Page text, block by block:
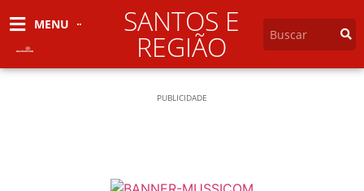
MENU SANTOS E
REGIÃO
PUBLICIDADE